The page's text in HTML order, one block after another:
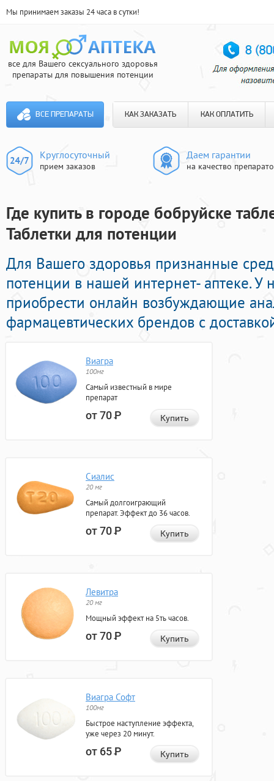
Мы принимаем заказы 24 часа в сутки!
все для Вашего сексуального здоровья
препараты для повышения потенции
ВСЕ ПРЕПАРАТЫ КАК ЗАКАЗАТЬ КАК ОПЛАТИТЬ
Круглосуточный
прием заказов
Даем гарантии
на качество
Где купить в городе бобруйске
Таблетки для потенции
Для Вашего здоровья признанные
потенции в нашей интернет- аптеке.
приобрести онлайн возбуждающие
фармацевтических брендов с
Виагра
100мг
Самый известный в мире
препарат
от 70Р Купить
Сиалис
20 мг
Самый долгоиграющий
препарат. Эффект до 36 часов.
от 70Р Купить
Левитра
20 мг
Мощный эффект на 5ть часов.
от 70Р Купить
Виагра Софт
100мг
Быстрое наступление эффекта,
уже через 20 минут.
от 65Р Купить